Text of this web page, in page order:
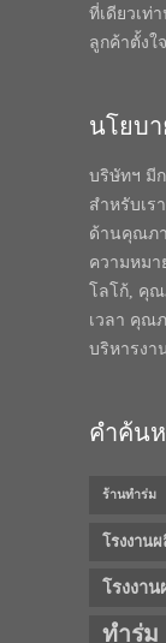
ที่เดียวเท่
ลูกค้าตั้งใจ
นโยบา
บริษัทฯ มี
สำหรับเร
ด้านคุณภ
ความหม
โลโก้, คุณ
เวลา คุณ
บริหารงา
คำค้น
ร้านทำร่ม
โรงงาน
โรงงา
ทำร่ม